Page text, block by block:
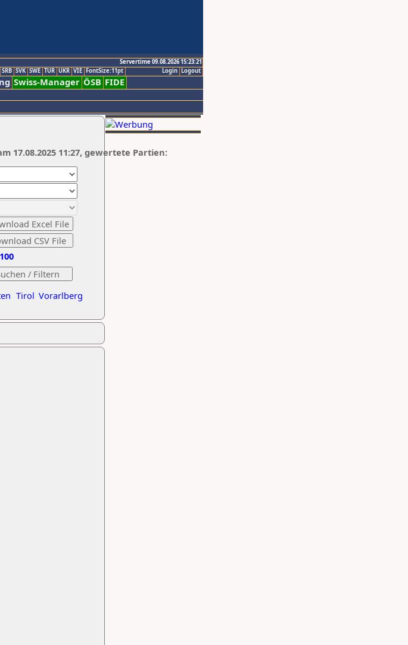
Servertime 09.08.2026 15:23:21
Logout
Login
SRB SVK SWE TUR UKR VIE FontSize:11pt
Swiss-Manager ÖSB FIDE
Tirol Vorarlberg
17.08.2025 11:27, gewertete Partien: